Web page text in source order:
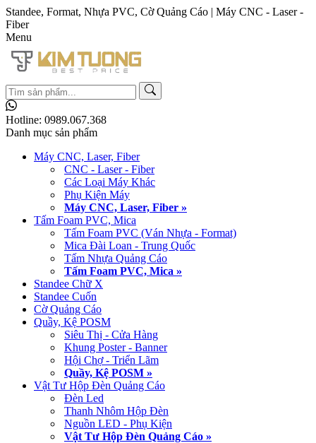
Standee, Format, Nhựa PVC, Cờ Quảng Cáo | Máy CNC - Laser -
Fiber
Menu
Hotline: 0989.067.368
Danh mục sản phẩm
Máy CNC, Laser, Fiber
CNC - Laser - Fiber
Các Loại Máy Khác
Phụ Kiện Máy
Máy CNC, Laser, Fiber »
Tấm Foam PVC, Mica
Tấm Foam PVC (Ván Nhựa - Format)
Mica Đài Loan - Trung Quốc
Tấm Nhựa Quảng Cáo
Tấm Foam PVC, Mica »
Standee Chữ X
Standee Cuốn
Cờ Quảng Cáo
Quầy, Kệ POSM
Siêu Thị - Cửa Hàng
Khung Poster - Banner
Hội Chợ - Triển Lãm
Quầy, Kệ POSM »
Vật Tư Hộp Đèn Quảng Cáo
Đèn Led
Thanh Nhôm Hộp Đèn
Nguồn LED - Phụ Kiện
Vật Tư Hộp Đèn Quảng Cáo »